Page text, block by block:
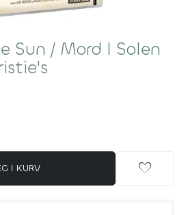
Sun / Mord I Solen
I KURV favorite